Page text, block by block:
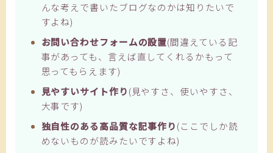
んな考えで書いたブログなのかは知りたいで
すよね)
お問い合わせフォームの設置(間違えている記
事があっても、言えば直してくれるかもって
思ってもらえます)
見やすいサイト作り(見やすさ、使いやすさ、
大事です)
独自性のある高品質な記事作り(ここでしか読
めないものが読みたいですよね)